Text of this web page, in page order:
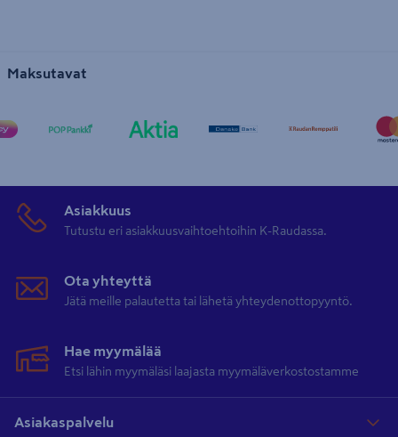
Maksutavat
Asiakkuus
Tutustu eri asiakkuusvaihtoehtoihin K-Raudassa.
Ota yhteyttä
Jätä meille palautetta tai lähetä yhteydenottopyyntö.
Hae myymälää
Etsi lähin myymäläsi laajasta myymäläverkostostamme
Asiakaspalvelu